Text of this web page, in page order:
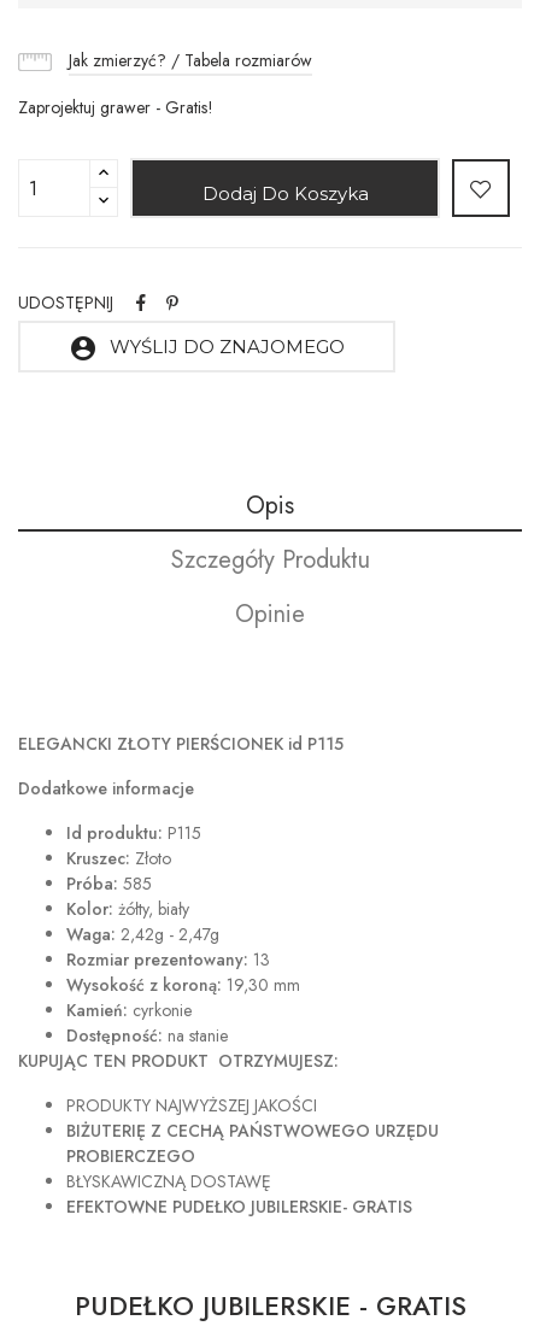
Jak zmierzyć? / Tabela rozmiarów
Zaprojektuj grawer - Gratis!
Dodaj Do Koszyka
UDOSTĘPNIJ
account_circle WYŚLIJ DO ZNAJOMEGO
Opis
Szczegóły Produktu
Opinie
ELEGANCKI ZŁOTY PIERŚCIONEK id P115
Dodatkowe informacje
Id produktu: P115
Kruszec: Złoto
Próba: 585
Kolor: żółty, biały
Waga: 2,42g - 2,47g
Rozmiar prezentowany: 13
Wysokość z koroną: 19,30 mm
Kamień: cyrkonie
Dostępność: na stanie
KUPUJĄC TEN PRODUKT OTRZYMUJESZ:
PRODUKTY NAJWYŻSZEJ JAKOŚCI
BIŻUTERIĘ Z CECHĄ PAŃSTWOWEGO URZĘDU
PROBIERCZEGO
BŁYSKAWICZNĄ DOSTAWĘ
EFEKTOWNE PUDEŁKO JUBILERSKIE- GRATIS
PUDEŁKO JUBILERSKIE - GRATIS